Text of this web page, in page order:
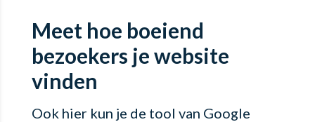
Meet hoe boeiend
bezoekers je website
vinden
Ook hier kun je de tool van Google